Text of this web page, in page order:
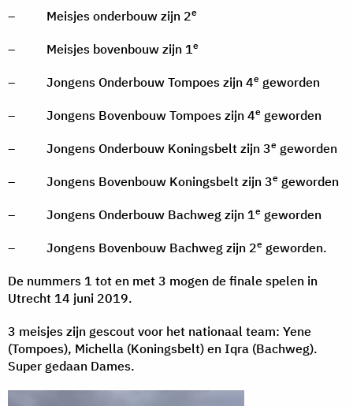
– Meisjes onderbouw zijn 2e
– Meisjes bovenbouw zijn 1e
– Jongens Onderbouw Tompoes zijn 4e geworden
– Jongens Bovenbouw Tompoes zijn 4e geworden
– Jongens Onderbouw Koningsbelt zijn 3e geworden
– Jongens Bovenbouw Koningsbelt zijn 3e geworden
– Jongens Onderbouw Bachweg zijn 1e geworden
– Jongens Bovenbouw Bachweg zijn 2e geworden.
De nummers 1 tot en met 3 mogen de finale spelen in
Utrecht 14 juni 2019.
3 meisjes zijn gescout voor het nationaal team: Yene
(Tompoes), Michella (Koningsbelt) en Iqra (Bachweg).
Super gedaan Dames.